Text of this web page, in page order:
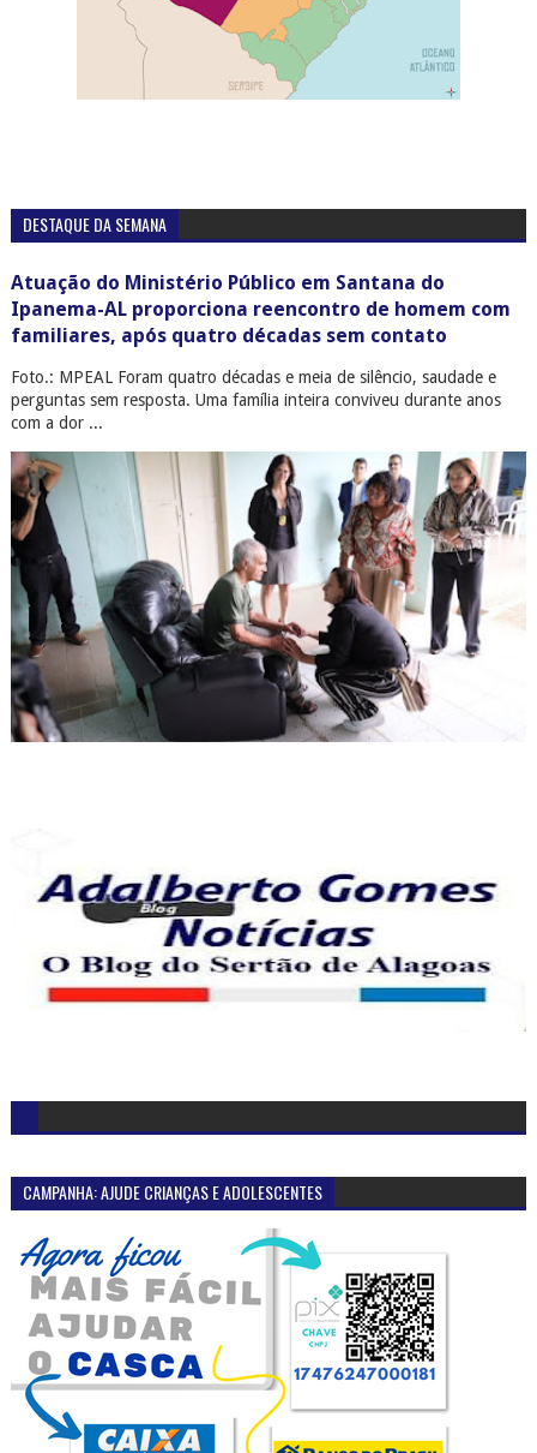
DESTAQUE DA SEMANA
Atuação do Ministério Público em Santana do
Ipanema-AL proporciona reencontro de homem com
familiares, após quatro décadas sem contato
Foto.: MPEAL Foram quatro décadas e meia de silêncio, saudade e
perguntas sem resposta. Uma família inteira conviveu durante anos
com a dor ...
CAMPANHA: AJUDE CRIANÇAS E ADOLESCENTES